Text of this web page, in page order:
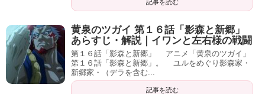
記事を読む
黄泉のツガイ 第１６話「影森と新郷」
あらすじ・解説｜イワンと左右様の戦闘
第１６話「影森と新郷」 アニメ「黄泉のツガイ」
第１６話「影森と新郷」。 ユルをめぐり影森家・
新郷家・（デラを含む...
記事を読む